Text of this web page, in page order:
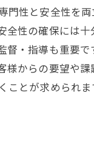
門性と安全性を
全性の確保には
督・指導も重要
様からの要望や
ことが求められ